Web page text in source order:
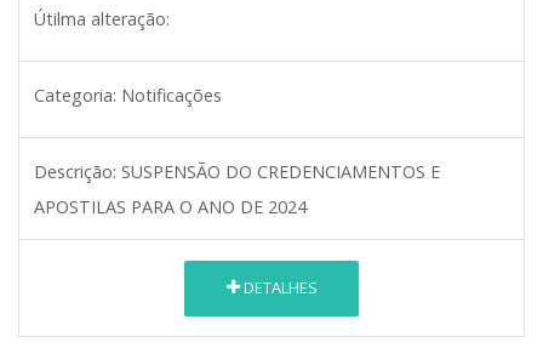
Útilma alteração:
Categoria: Notificações
Descrição: SUSPENSÃO DO CREDENCIAMENTOS E
APOSTILAS PARA O ANO DE 2024
DETALHES